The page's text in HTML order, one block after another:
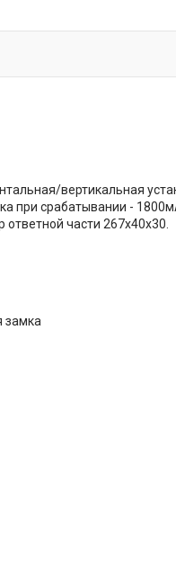
вертикальная
при срабатывании -
части 267х40х30.
замка